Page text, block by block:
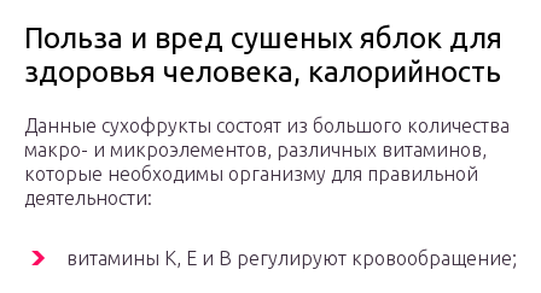
Польза и вред сушеных яблок для
здоровья человека, калорийность
Данные сухофрукты состоят из большого количества
макро- и микроэлементов, различных витаминов,
которые необходимы организму для правильной
деятельности:
витамины К, Е и В регулируют кровообращение;